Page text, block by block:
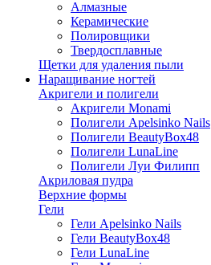
Алмазные
Керамические
Полировщики
Твердосплавные
Щетки для удаления пыли
Наращивание ногтей
Акригели и полигели
Акригели Monami
Полигели Apelsinko Nails
Полигели BeautyBox48
Полигели LunaLine
Полигели Луи Филипп
Акриловая пудра
Верхние формы
Гели
Гели Apelsinko Nails
Гели BeautyBox48
Гели LunaLine